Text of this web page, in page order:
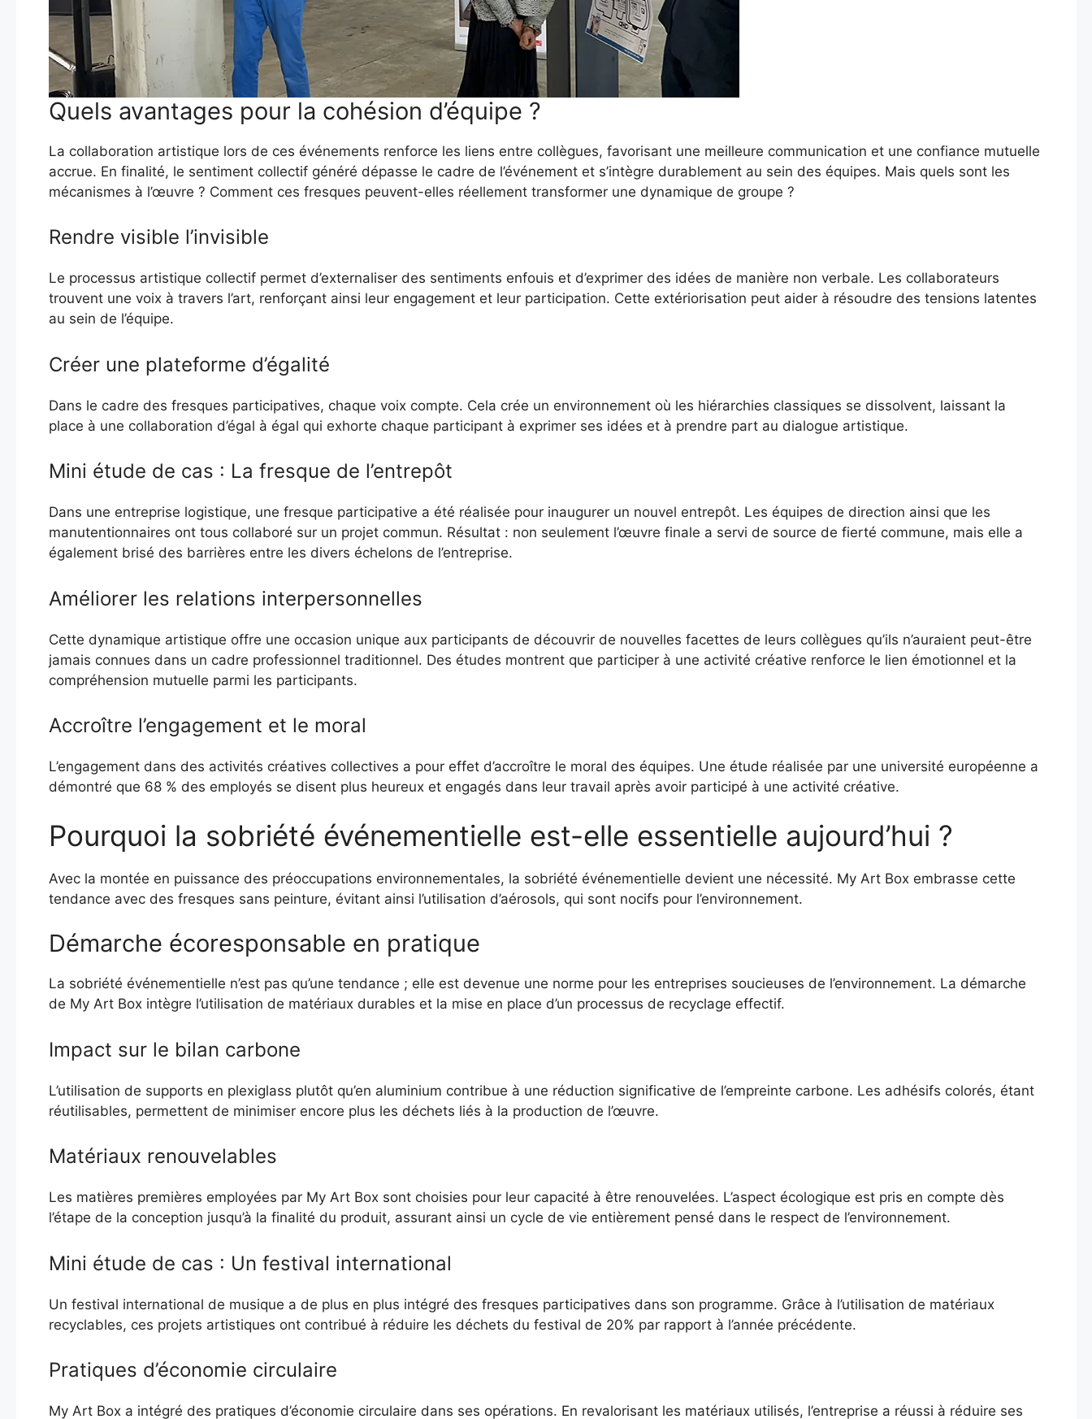
Quels avantages pour la cohésion d’équipe ?
La collaboration artistique lors de ces événements renforce les liens entre collègues, favorisant une meilleure communication et une confiance mutuelle
accrue. En finalité, le sentiment collectif généré dépasse le cadre de l’événement et s’intègre durablement au sein des équipes. Mais quels sont les
mécanismes à l’œuvre ? Comment ces fresques peuvent-elles réellement transformer une dynamique de groupe ?
Rendre visible l’invisible
Le processus artistique collectif permet d’externaliser des sentiments enfouis et d’exprimer des idées de manière non verbale. Les collaborateurs
trouvent une voix à travers l’art, renforçant ainsi leur engagement et leur participation. Cette extériorisation peut aider à résoudre des tensions latentes
au sein de l’équipe.
Créer une plateforme d’égalité
Dans le cadre des fresques participatives, chaque voix compte. Cela crée un environnement où les hiérarchies classiques se dissolvent, laissant la
place à une collaboration d’égal à égal qui exhorte chaque participant à exprimer ses idées et à prendre part au dialogue artistique.
Mini étude de cas : La fresque de l’entrepôt
Dans une entreprise logistique, une fresque participative a été réalisée pour inaugurer un nouvel entrepôt. Les équipes de direction ainsi que les
manutentionnaires ont tous collaboré sur un projet commun. Résultat : non seulement l’œuvre finale a servi de source de fierté commune, mais elle a
également brisé des barrières entre les divers échelons de l’entreprise.
Améliorer les relations interpersonnelles
Cette dynamique artistique offre une occasion unique aux participants de découvrir de nouvelles facettes de leurs collègues qu’ils n’auraient peut-être
jamais connues dans un cadre professionnel traditionnel. Des études montrent que participer à une activité créative renforce le lien émotionnel et la
compréhension mutuelle parmi les participants.
Accroître l’engagement et le moral
L’engagement dans des activités créatives collectives a pour effet d’accroître le moral des équipes. Une étude réalisée par une université européenne a
démontré que 68 % des employés se disent plus heureux et engagés dans leur travail après avoir participé à une activité créative.
Pourquoi la sobriété événementielle est-elle essentielle aujourd’hui ?
Avec la montée en puissance des préoccupations environnementales, la sobriété événementielle devient une nécessité. My Art Box embrasse cette
tendance avec des fresques sans peinture, évitant ainsi l’utilisation d’aérosols, qui sont nocifs pour l’environnement.
Démarche écoresponsable en pratique
La sobriété événementielle n’est pas qu’une tendance ; elle est devenue une norme pour les entreprises soucieuses de l’environnement. La démarche
de My Art Box intègre l’utilisation de matériaux durables et la mise en place d’un processus de recyclage effectif.
Impact sur le bilan carbone
L’utilisation de supports en plexiglass plutôt qu’en aluminium contribue à une réduction significative de l’empreinte carbone. Les adhésifs colorés, étant
réutilisables, permettent de minimiser encore plus les déchets liés à la production de l’œuvre.
Matériaux renouvelables
Les matières premières employées par My Art Box sont choisies pour leur capacité à être renouvelées. L’aspect écologique est pris en compte dès
l’étape de la conception jusqu’à la finalité du produit, assurant ainsi un cycle de vie entièrement pensé dans le respect de l’environnement.
Mini étude de cas : Un festival international
Un festival international de musique a de plus en plus intégré des fresques participatives dans son programme. Grâce à l’utilisation de matériaux
recyclables, ces projets artistiques ont contribué à réduire les déchets du festival de 20% par rapport à l’année précédente.
Pratiques d’économie circulaire
My Art Box a intégré des pratiques d’économie circulaire dans ses opérations. En revalorisant les matériaux utilisés, l’entreprise a réussi à réduire ses